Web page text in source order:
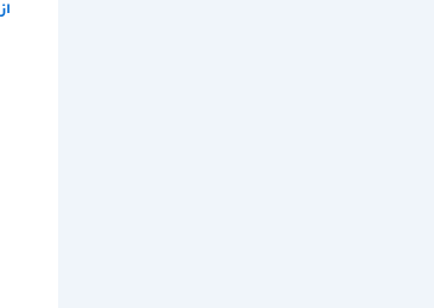
از